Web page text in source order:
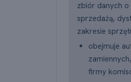
zbiór danych
sprzedażą,
zakresie
obejmuje
firmy